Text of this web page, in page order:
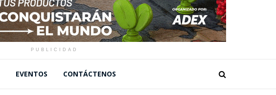
PUBLICIDAD
EVENTOS CONTÁCTENOS